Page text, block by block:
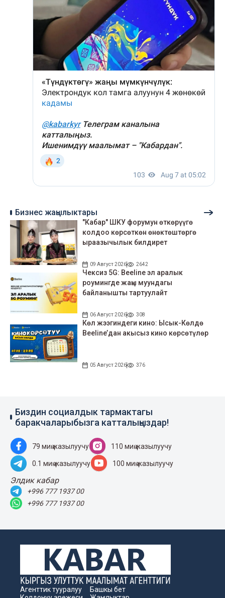
Бизнес жаңылыктары
"Кабар" ШКУ форумун өткөрүүгө
колдоо көрсөткөн өнөктөштөргө
ыраазычылык билдирет
09 Август 2026 2642
Чексиз 5G: Beeline эл аралык
роумингде жаңы муундагы
байланышты тартуулайт
06 Август 2026 308
Көл жээгиндеги кино: Ысык-Көлдө
Beeline’дан акысыз кино көрсөтүлөр
05 Август 2026 376
Биздин социалдык тармактагы
баракчаларыбызга катталыңыздар!
79 миң жазылуучу 110 миң жазылуучу
0.1 миң жазылуучу 100 миң жазылуучу
Элдик кабар
+996 777 1937 00
+996 777 1937 00
Агенттик тууралуу
Башкы бет